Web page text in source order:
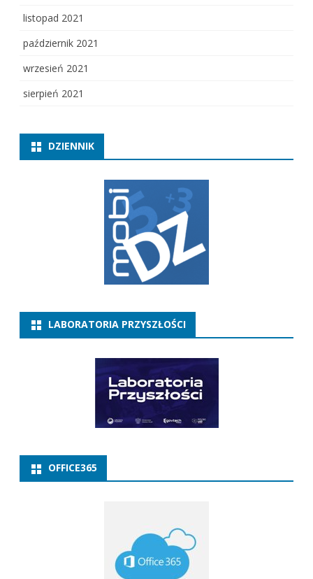
listopad 2021
październik 2021
wrzesień 2021
sierpień 2021
DZIENNIK
LABORATORIA PRZYSZŁOŚCI
OFFICE365